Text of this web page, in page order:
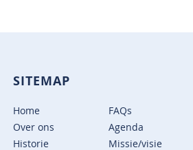
SITEMAP
Home
Over ons
Historie
FAQs
Agenda
Missie/visie